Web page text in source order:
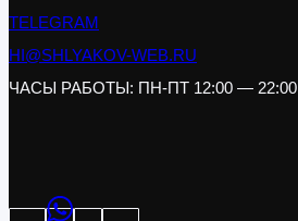
TELEGRAM
HI@SHLYAKOV-WEB.RU
ЧАСЫ РАБОТЫ: ПН-ПТ 12:00 — 22:00